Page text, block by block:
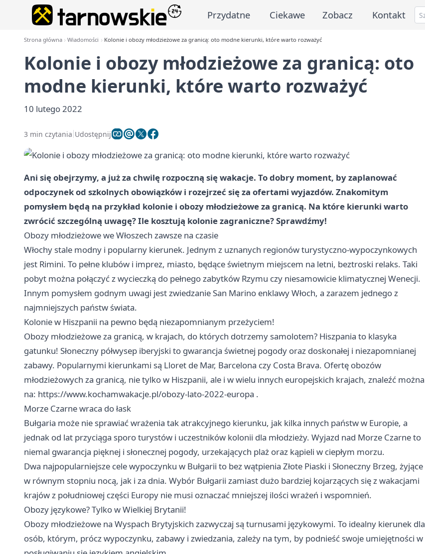
Przydatne Ciekawe Zobacz Kontakt
Strona główna Wiadomości Kolonie i obozy młodzieżowe za granicą: oto modne kierunki, które warto rozważyć
Kolonie i obozy młodzieżowe za granicą: oto
modne kierunki, które warto rozważyć
10 lutego 2022
3 min czytania Udostępnij
Ani się obejrzymy, a już za chwilę rozpoczną się wakacje. To dobry moment, by zaplanować
odpoczynek od szkolnych obowiązków i rozejrzeć się za ofertami wyjazdów. Znakomitym
pomysłem będą na przykład kolonie i obozy młodzieżowe za granicą. Na które kierunki warto
zwrócić szczególną uwagę? Ile kosztują kolonie zagraniczne? Sprawdźmy!
Obozy młodzieżowe we Włoszech zawsze na czasie
Włochy stale modny i popularny kierunek. Jednym z uznanych regionów turystyczno-wypoczynkowych
jest Rimini. To pełne klubów i imprez, miasto, będące świetnym miejscem na letni, beztroski relaks. Taki
pobyt można połączyć z wycieczką do pełnego zabytków Rzymu czy niesamowicie klimatycznej Wenecji.
Innym pomysłem godnym uwagi jest zwiedzanie San Marino enklawy Włoch, a zarazem jednego z
najmniejszych państw świata.
Kolonie w Hiszpanii na pewno będą niezapomnianym przeżyciem!
Obozy młodzieżowe za granicą, w krajach, do których dotrzemy samolotem? Hiszpania to klasyka
gatunku! Słoneczny półwysep iberyjski to gwarancja świetnej pogody oraz doskonałej i niezapomnianej
zabawy. Popularnymi kierunkami są Lloret de Mar, Barcelona czy Costa Brava. Ofertę obozów
młodzieżowych za granicą, nie tylko w Hiszpanii, ale i w wielu innych europejskich krajach, znaleźć można
na: https://www.kochamwakacje.pl/obozy-lato-2022-europa .
Morze Czarne wraca do łask
Bułgaria może nie sprawiać wrażenia tak atrakcyjnego kierunku, jak kilka innych państw w Europie, a
jednak od lat przyciąga sporo turystów i uczestników kolonii dla młodzieży. Wyjazd nad Morze Czarne to
niemal gwarancja pięknej i słonecznej pogody, urzekających plaż oraz kąpieli w ciepłym morzu.
Dwa najpopularniejsze cele wypoczynku w Bułgarii to bez wątpienia Złote Piaski i Słoneczny Brzeg, żyjące
w równym stopniu nocą, jak i za dnia. Wybór Bułgarii zamiast dużo bardziej kojarzących się z wakacjami
krajów z południowej części Europy nie musi oznaczać mniejszej ilości wrażeń i wspomnień.
Obozy językowe? Tylko w Wielkiej Brytanii!
Obozy młodzieżowe na Wyspach Brytyjskich zazwyczaj są turnusami językowymi. To idealny kierunek dla
osób, którym, prócz wypoczynku, zabawy i zwiedzania, zależy na tym, by podnieść swoje umiejętności w